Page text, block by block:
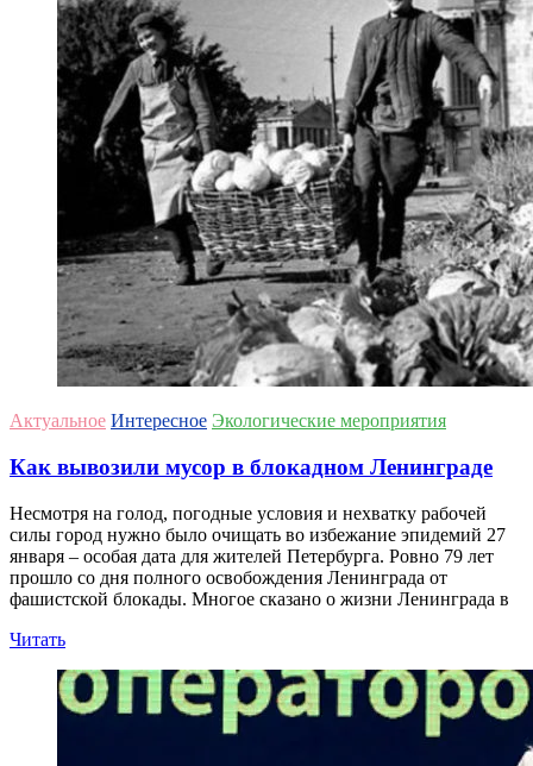
Актуальное Интересное Экологические мероприятия
Как вывозили мусор в блокадном Ленинграде
Несмотря на голод, погодные условия и нехватку рабочей
силы город нужно было очищать во избежание эпидемий 27
января – особая дата для жителей Петербурга. Ровно 79 лет
прошло со дня полного освобождения Ленинграда от
фашистской блокады. Многое сказано о жизни Ленинграда в
Читать